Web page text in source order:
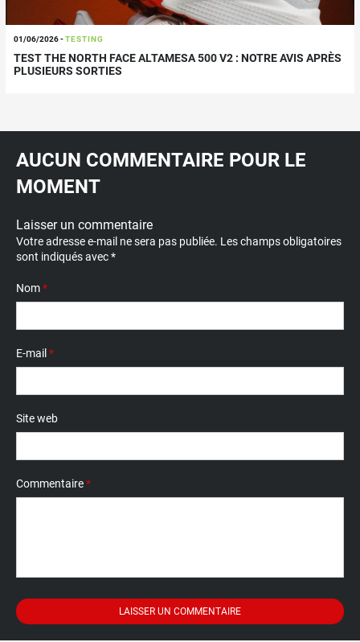
01/06/2026-TESTING
TEST THE NORTH FACE ALTAMESA 500 V2 : NOTRE AVIS APRÈS
PLUSIEURS SORTIES
AUCUN COMMENTAIRE POUR LE
MOMENT
Laisser un commentaire
Votre adresse e-mail ne sera pas publiée. Les champs obligatoires
sont indiqués avec*
Nom*
E-mail *
Site web
Commentaire*